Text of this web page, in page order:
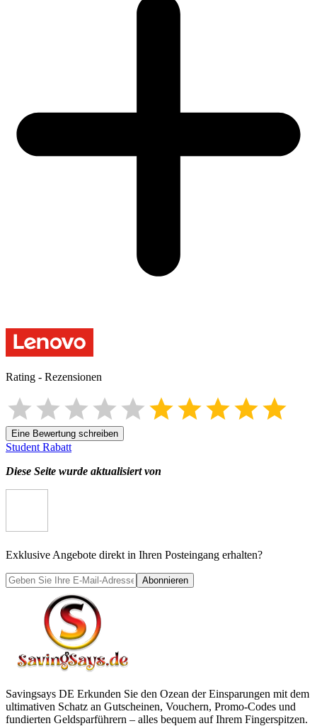
Rating - Rezensionen
Eine Bewertung schreiben
Student Rabatt
Diese Seite wurde aktualisiert von
Exklusive Angebote direkt in Ihren Posteingang erhalten?
Abonnieren
Savingsays DE Erkunden Sie den Ozean der Einsparungen mit dem
ultimativen Schatz an Gutscheinen, Vouchern, Promo-Codes und
fundierten Geldsparführern – alles bequem auf Ihrem Fingerspitzen.